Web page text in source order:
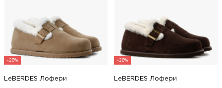
-28%
LeBERDES Лофери
-28%
LeBERDES Лофери